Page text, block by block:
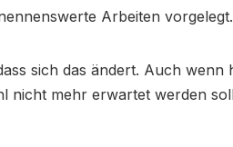
Arbeiten vorgelegt.
sich das ändert. Auch wenn
nicht mehr erwartet werden